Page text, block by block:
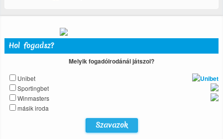
Hol fogadsz?
Melyik fogadóirodánál játszol?
Unibet
Sportingbet
Winmasters
másik iroda